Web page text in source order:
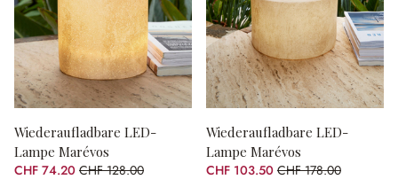
Wiederaufladbare LED-
Lampe Marévos
CHF 74.20 CHF 128.00
(42.03% gespart)
Wiederaufladbare LED-
Lampe Marévos
CHF 103.50 CHF 178.00
(41.85% gespart)